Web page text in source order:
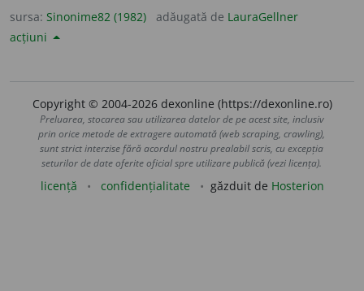
sursa: Sinonime82 (1982) adăugată de LauraGellner
acțiuni
Copyright © 2004-2026 dexonline (https://dexonline.ro)
Preluarea, stocarea sau utilizarea datelor de pe acest site, inclusiv
prin orice metode de extragere automată (web scraping, crawling),
sunt strict interzise fără acordul nostru prealabil scris, cu excepția
seturilor de date oferite oficial spre utilizare publică (vezi licența).
licență confidențialitate găzduit de Hosterion